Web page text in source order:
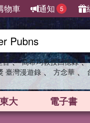
物車 通知 5
吾 、 高希均教授回憶錄 、
臺灣漫遊錄 、 方念華 、
大 電子書